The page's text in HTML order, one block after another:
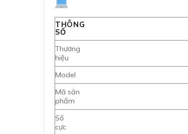
THÔNG
SỐ
Thương
hiệu
Model
Mã sản
phẩm
Số
cực